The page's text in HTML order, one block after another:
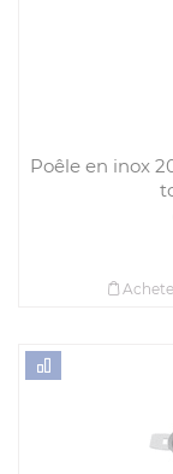
Poêle en inox